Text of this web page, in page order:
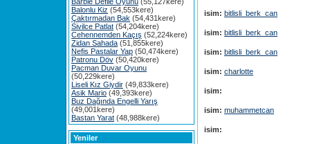
Balonlu Kiz (54,553kere)
Çaktırmadan Bak (54,431kere)
Sivilce Patlat (54,204kere)
Cehennemden Kaçış (52,224kere)
Zidan Sahada (51,855kere)
Nefis Pastalar Yap (50,474kere)
Patronu Döv (50,420kere)
Pacman Duvar Oyunu
(50,229kere)
Liseli Kız Giydir (49,833kere)
Asik Mario (49,393kere)
Buz Dağında Engelli Yarış
(49,001kere)
Bastan Yarat (48,988kere)
Yeniler
isim: bitlisli_berk_can
isim: bitlisli_berk_can
isim: bitlisli_berk_can
isim: charlotte
isim:
isim: muhammetcan
isim: